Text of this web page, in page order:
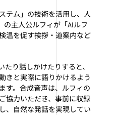
テム」の技術を活用し、人
の主人公ルフィが「AIルフ
温を促す挨拶・道案内など
たり話しかけたりすると、
きと実際に語りかけるよう
す。合成音声は、ルフィの
協力いただき、事前に収録
、自然な発話を実現してい